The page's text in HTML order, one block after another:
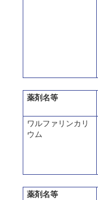
薬剤名等
ワルファリンカリ
ウム
薬剤名等